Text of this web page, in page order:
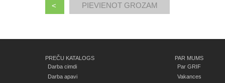
<
PREČU KATALOGS
Darba cimdi
Darba apavi
PAR MUMS
Par GRIF
Vakances